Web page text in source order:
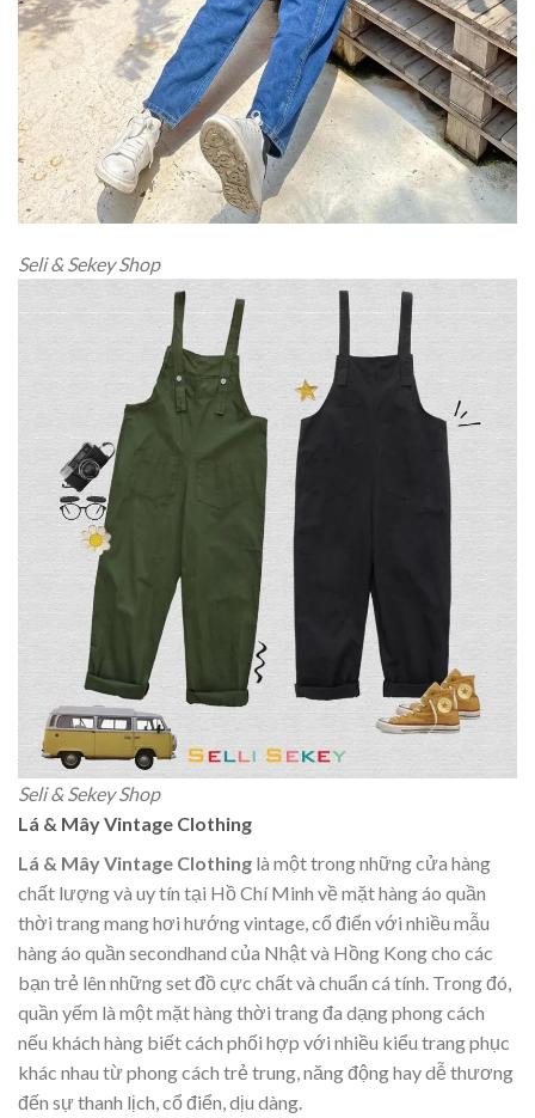
Seli & Sekey Shop
Seli & Sekey Shop
Lá & Mây Vintage Clothing
Lá & Mây Vintage Clothing là một trong những cửa hàng
chất lượng và uy tín tại Hồ Chí Minh về mặt hàng áo quần
thời trang mang hơi hướng vintage, cổ điển với nhiều mẫu
hàng áo quần secondhand của Nhật và Hồng Kong cho các
bạn trẻ lên những set đồ cực chất và chuẩn cá tính. Trong đó,
quần yếm là một mặt hàng thời trang đa dạng phong cách
nếu khách hàng biết cách phối hợp với nhiều kiểu trang phục
khác nhau từ phong cách trẻ trung, năng động hay dễ thương
đến sự thanh lịch, cổ điển, dịu dàng.